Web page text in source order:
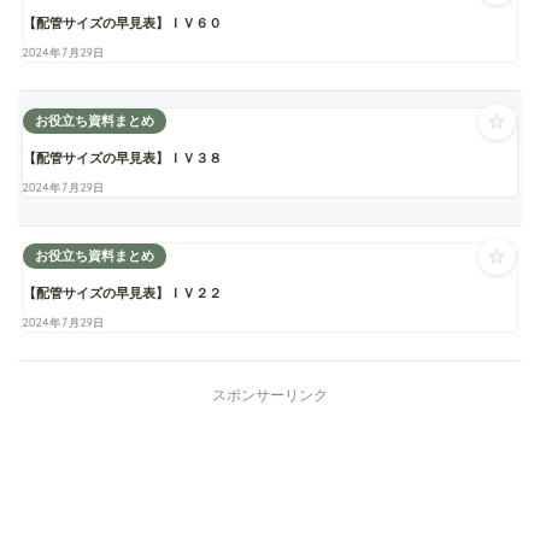
【配管サイズの早見表】ＩＶ６０
2024年7月29日
お役立ち資料まとめ
【配管サイズの早見表】ＩＶ３８
2024年7月29日
☆
お役立ち資料まとめ
【配管サイズの早見表】ＩＶ２２
2024年7月29日
☆
スポンサーリンク